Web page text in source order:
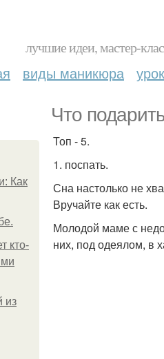
лучшие идеи, мастер-
виды маникюра
Что
Как
кто-
из
Топ - 5.
1. поспать.
Сна настолько не
Вручайте как есть.
Молодой маме с
них, под одеялом, в